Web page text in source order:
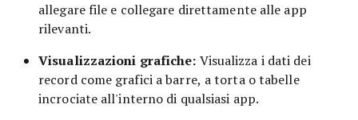
allegare file e collegare direttamente alle app
rilevanti.
Visualizzazioni grafiche: Visualizza i dati dei
record come grafici a barre, a torta o tabelle
incrociate all'interno di qualsiasi app.